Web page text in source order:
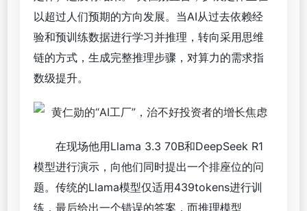
以超过人们预期的方向发展。当AI从过去依赖经
验和预训练数据进行学习并推理，转向采用思维
链的方式，生成完整推理步骤，对算力的需求指
数级提升。
在现场他用Llama 3.3 70B和DeepSeek R1
模型进行演示，向他们同时提出一个排座位的问
题。传统的Llama模型仅适用439tokens进行训
练，最后给出一个错误的答案，而推理模型